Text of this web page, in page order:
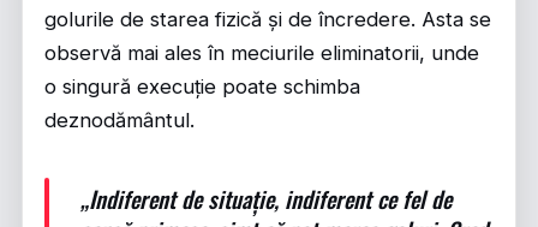
golurile de starea fizică și de încredere. Asta se
observă mai ales în meciurile eliminatorii, unde
o singură execuție poate schimba
deznodământul.
„Indiferent de situație, indiferent ce fel de